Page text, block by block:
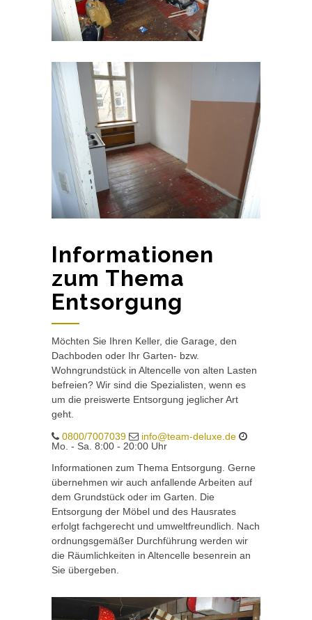
Informationen
zum Thema
Entsorgung
Möchten Sie Ihren Keller, die Garage, den
Dachboden oder Ihr Garten- bzw.
Wohngrundstück in Altencelle von alten Lasten
befreien? Wir sind die Spezialisten, wenn es
um die preiswerte Entsorgung jeglicher Art
geht.
0800/7007039
info@team-deluxe.de
Mo. - Sa. 8:00 - 20:00 Uhr
Informationen zum Thema Entsorgung. Gerne
übernehmen wir auch anfallende Arbeiten auf
dem Grundstück oder im Garten. Die
Entsorgung der Möbel und des Hausrates
erfolgt fachgerecht und umweltfreundlich. Nach
ordnungsgemäßer Durchführung werden wir
die Räumlichkeiten in Altencelle besenrein an
Sie übergeben.